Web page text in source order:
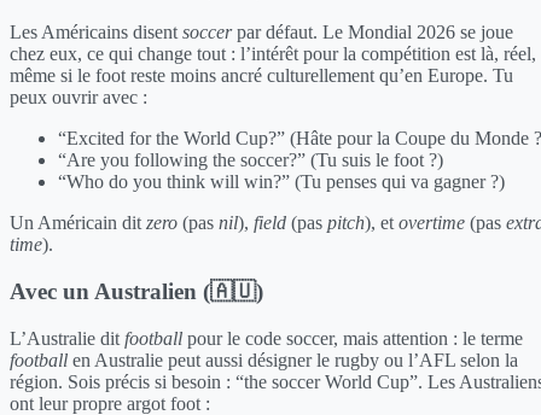
Les Américains disent soccerpar défaut. Le Mondial 2026 se joue
chez eux, ce qui change tout : l’intérêt pour la compétition est là, réel,
même si le foot reste moins ancré culturellement qu’en Europe. Tu
peux ouvrir avec :
“Excited for the World Cup?” (Hâte pour la Coupe du Monde
“Are you following the soccer?” (Tu suis le foot ?)
“Who do you think will win?” (Tu penses qui va gagner ?)
Un Américain dit zero (pas nil), field (pas pitch), et overtime (pas
time).
Avec un Australien (🇦🇺)
L’Australie dit football pour le code soccer, mais attention : le terme
football en Australie peut aussi désigner le rugby ou l’AFL selon la
région. Sois précis si besoin : “the soccer World Cup”. Les
ont leur propre argot foot :